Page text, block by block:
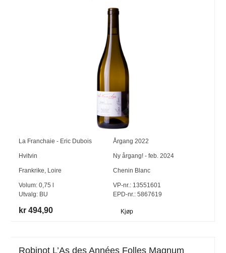
La Franchaie - Eric Dubois Årgang 2022
Hvitvin Ny årgang! - feb. 2024
Frankrike Loire Chenin Blanc
Volum:0,75 l
Utvalg: BU
VP-nr.:13551601
EPD-nr.: 5867619
kr 494,90 Kjøp
Robinot L’As des Années Folles Magnum